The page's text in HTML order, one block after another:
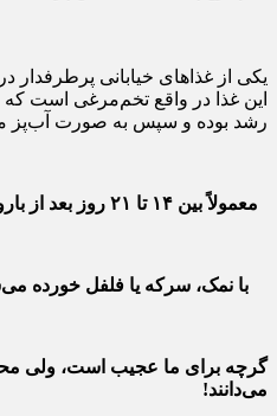
یکی از غذاهای خیابانی پرطرفدار
این غذا در واقع تخم‌مرغی است
رشد بوده و سپس به صورت
معمولاً بین ۱۴ تا ۲۱ روز بعد از باروری، تخم را می‌پزند.
با نمک، سرکه یا فلفل خورده
گرچه برای ما عجیب است، ولی
می‌دانند!